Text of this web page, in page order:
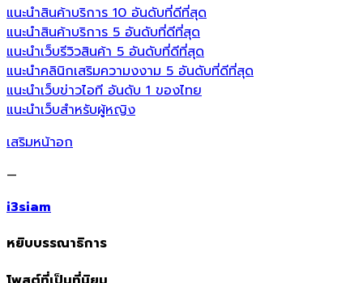
แนะนำสินค้าบริการ 10 อันดับที่ดีที่สุด
แนะนำสินค้าบริการ 5 อันดับที่ดีที่สุด
แนะนำเว็บรีวิวสินค้า 5 อันดับที่ดีที่สุด
แนะนำคลินิกเสริมความงงาม 5 อันดับที่ดีที่สุด
แนะนำเว็บข่าวไอที อันดับ 1 ของไทย
แนะนำเว็บสำหรับผู้หญิง
เสริมหน้าอก
—
i3siam
หยิบบรรณาธิการ